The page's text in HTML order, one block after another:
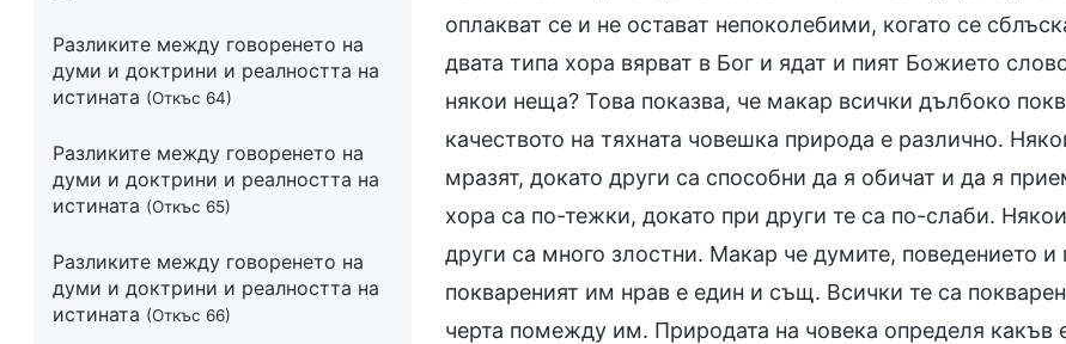
Разликите между говоренето на
думи и доктрини и реалността на
истината (Откъс 64)
Разликите между говоренето на
думи и доктрини и реалността на
истината (Откъс 65)
Разликите между говоренето на
думи и доктрини и реалността на
истината (Откъс 66)
оплакват се и не остават непоколебими, когато се
двата типа хора вярват в Бог и ядат и пият Божието
някои неща? Това показва, че макар всички дълбоко
качеството на тяхната човешка природа е различно.
мразят, докато други са способни да я обичат и да я
хора са по-тежки, докато при други те са по-слаби.
други са много злостни. Макар че думите, поведението
поквареният им нрав е един и същ. Всички те са
черта помежду им. Природата на човека определя